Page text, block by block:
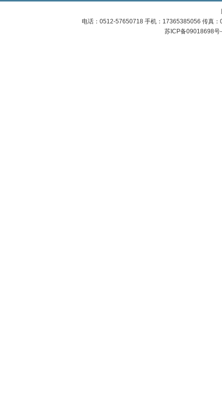
电话：0512-57650718 手机：17365385056 传真
苏ICP备09018698号